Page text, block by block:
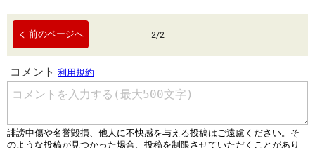
前のページへ 2/2